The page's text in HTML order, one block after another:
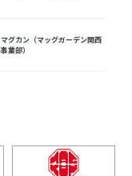
マグカン（マッグガーデン関西
事業部）